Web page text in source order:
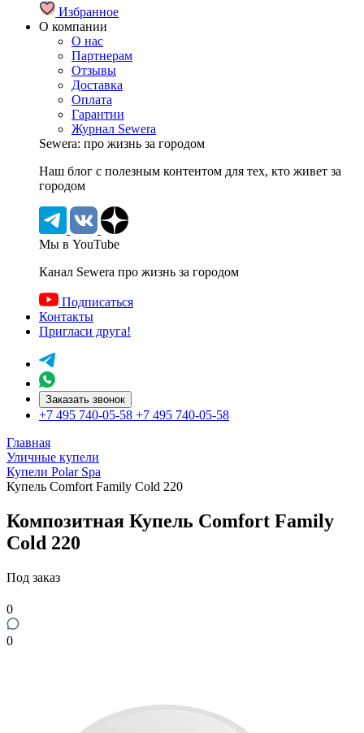
Избранное
О компании
О нас
Партнерам
Отзывы
Доставка
Оплата
Гарантии
Журнал Sewera
Sewera: про жизнь за городом
Наш блог c полезным контентом для тех, кто живет за
городом
Мы в YouTube
Канал Sewera про жизнь за городом
Подписаться
Контакты
Пригласи друга!
Заказать звонок
+7 495 740-05-58 +7 495 740-05-58
Главная
Уличные купели
Купели Polar Spa
Купель Comfort Family Cold 220
Композитная Купель Comfort Family
Cold 220
Под заказ
0
0